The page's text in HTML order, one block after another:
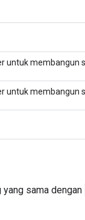
untuk membangun
untuk membangun
yang sama dengan